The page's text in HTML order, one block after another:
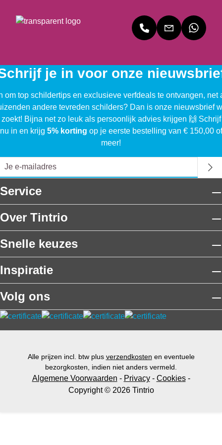
Ex
Bi
t
Bi
tin
je in voor onze
om top schildertips en exclusieve verfdeals te ontvangen, net
andere tevreden schilders? Dan is onze nieuwsbrief
Bijna net zo leuk als persoonlijk advies krijgen 🙌
nu in en krijg 5% korting op je eerste bestelling van € 150,00 of
meer!
Service
Over Tintrio
Snelle keuzes
Inspiratie
Volg ons
Alle prijzen incl. btw plus verzendkosten en eventuele
bezorgkosten, indien niet anders vermeld.
Algemene Voorwaarden - Privacy- Cookies-
Copyright © 2026 Tintrio